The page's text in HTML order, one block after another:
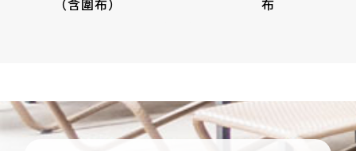
（含圍布）
布